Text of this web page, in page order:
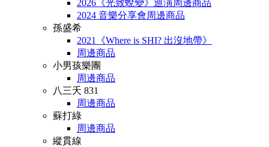
2026《光致蛻變》巡演周邊商品
2024 音樂分享會周邊商品
孫盛希
2021《Where is SHI? 出沒地帶》
周邊商品
小男孩樂團
周邊商品
八三夭 831
周邊商品
蘇打綠
周邊商品
縱貫線